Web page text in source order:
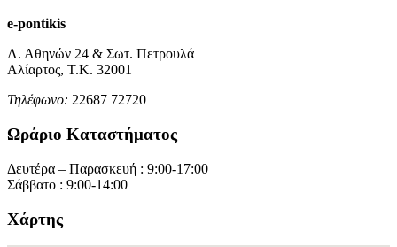
e-pontikis
Λ. Αθηνών 24 & Σωτ. Πετρουλά
Αλίαρτος, Τ.Κ. 32001
Τηλέφωνο: 22687 72720
Ωράριο Καταστήματος
Δευτέρα – Παρασκευή : 9:00-17:00
Σάββατο : 9:00-14:00
Χάρτης